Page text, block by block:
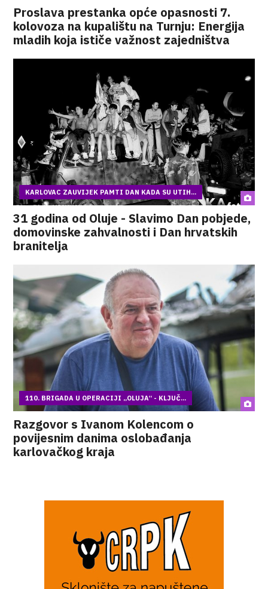
Proslava prestanka opće opasnosti 7.
kolovoza na kupalištu na Turnju: Energija
mladih koja ističe važnost zajedništva
KARLOVAC ZAUVIJEK PAMTI DAN KADA SU UTIH...
31 godina od Oluje - Slavimo Dan pobjede,
domovinske zahvalnosti i Dan hrvatskih
branitelja
110. BRIGADA U OPERACIJI „OLUJA“ - KLJUČ...
Razgovor s Ivanom Kolencom o
povijesnim danima oslobađanja
karlovačkog kraja